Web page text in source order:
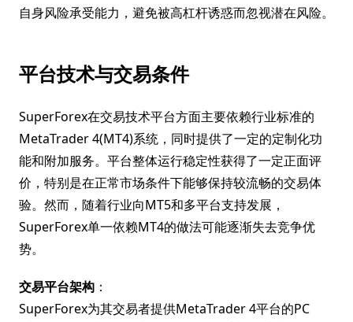
自身风险承受能力，避免被高杠杆诱惑而忽视潜在风险。
平台技术与交易条件
SuperForex在交易技术平台方面主要依赖行业标准的
MetaTrader 4(MT4)系统，同时提供了一定的定制化功
能和附加服务。平台整体运行稳定性获得了一定正面评
价，特别是在正常市场条件下能够保持较流畅的交易体
验。然而，随着行业向MT5和多平台支持发展，
SuperForex单一依赖MT4的做法可能逐渐失去竞争优
势。
交易平台架构 ：
SuperForex为其交易者提供MetaTrader 4平台的PC